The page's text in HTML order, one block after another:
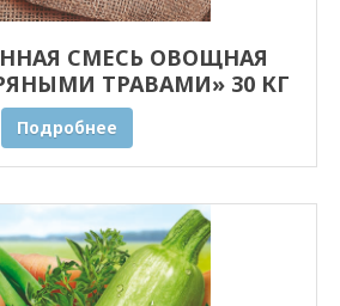
СМЕСЬ ОВОЩНАЯ
ТРАВАМИ» 30 КГ
ОПТОМ
Подробнее